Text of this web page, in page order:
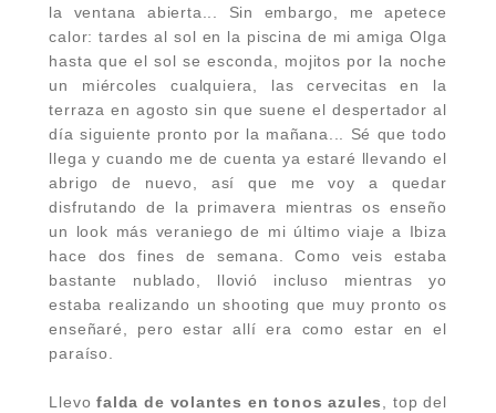
la ventana abierta... Sin embargo, me apetece
calor: tardes al sol en la piscina de mi amiga Olga
hasta que el sol se esconda, mojitos por la noche
un miércoles cualquiera, las cervecitas en la
terraza en agosto sin que suene el despertador al
día siguiente pronto por la mañana... Sé que todo
llega y cuando me de cuenta ya estaré llevando el
abrigo de nuevo, así que me voy a quedar
disfrutando de la primavera mientras os enseño
un look más veraniego de mi último viaje a Ibiza
hace dos fines de semana. Como veis estaba
bastante nublado, llovió incluso mientras yo
estaba realizando un shooting que muy pronto os
enseñaré, pero estar allí era como estar en el
paraíso.
Llevofalda de volantes en tonos azules
, top del